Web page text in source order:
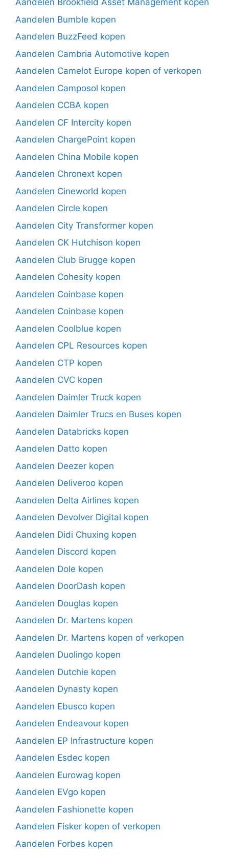
Aandelen Brookfield Asset Management kopen
Aandelen Bumble kopen
Aandelen BuzzFeed kopen
Aandelen Cambria Automotive kopen
Aandelen Camelot Europe kopen of verkopen
Aandelen Camposol kopen
Aandelen CCBA kopen
Aandelen CF Intercity kopen
Aandelen ChargePoint kopen
Aandelen China Mobile kopen
Aandelen Chronext kopen
Aandelen Cineworld kopen
Aandelen Circle kopen
Aandelen City Transformer kopen
Aandelen CK Hutchison kopen
Aandelen Club Brugge kopen
Aandelen Cohesity kopen
Aandelen Coinbase kopen
Aandelen Coinbase kopen
Aandelen Coolblue kopen
Aandelen CPL Resources kopen
Aandelen CTP kopen
Aandelen CVC kopen
Aandelen Daimler Truck kopen
Aandelen Daimler Trucs en Buses kopen
Aandelen Databricks kopen
Aandelen Datto kopen
Aandelen Deezer kopen
Aandelen Deliveroo kopen
Aandelen Delta Airlines kopen
Aandelen Devolver Digital kopen
Aandelen Didi Chuxing kopen
Aandelen Discord kopen
Aandelen Dole kopen
Aandelen DoorDash kopen
Aandelen Douglas kopen
Aandelen Dr. Martens kopen
Aandelen Dr. Martens kopen of verkopen
Aandelen Duolingo kopen
Aandelen Dutchie kopen
Aandelen Dynasty kopen
Aandelen Ebusco kopen
Aandelen Endeavour kopen
Aandelen EP Infrastructure kopen
Aandelen Esdec kopen
Aandelen Eurowag kopen
Aandelen EVgo kopen
Aandelen Fashionette kopen
Aandelen Fisker kopen of verkopen
Aandelen Forbes kopen